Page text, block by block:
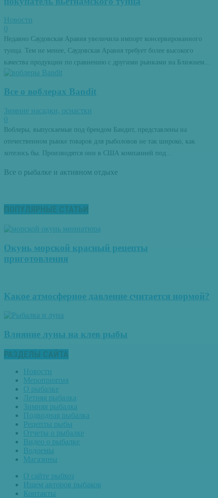
Новости
0
Недавно Саудовская Аравия увеличила импорт консервированного
тунца. Тем не менее, Саудовская Аравия требует более высокого
качества продукции по сравнению с другими рынками на Ближнем...
Все о воблерах Bandit
Зимние насадки, оснастки
0
Воблеры, выпускаемые под брендом Бандит, представлены на
отечественном рынке товаров для рыболовов не так широко, как
хотелось бы. Производятся они в США компанией под...
Все о рыбалке и активном отдыхе
ПОПУЛЯРНЫЕ СТАТЬИ
Окунь морской красный рецепты
приготовления
Какое атмосферное давление считается нормой?
Влияние луны на клев рыбы
РАЗДЕЛЫ САЙТА
Новости
Мероприятия
О рыбалке
Летняя рыбалка
Зимняя рыбалка
Подводная рыбалка
Рецепты рыбы
Отчеты о рыбалке
Видео о рыбалке
Водоемы
Магазины
О сайте рыбхоз
Ищем авторов рыбаков
Контакты